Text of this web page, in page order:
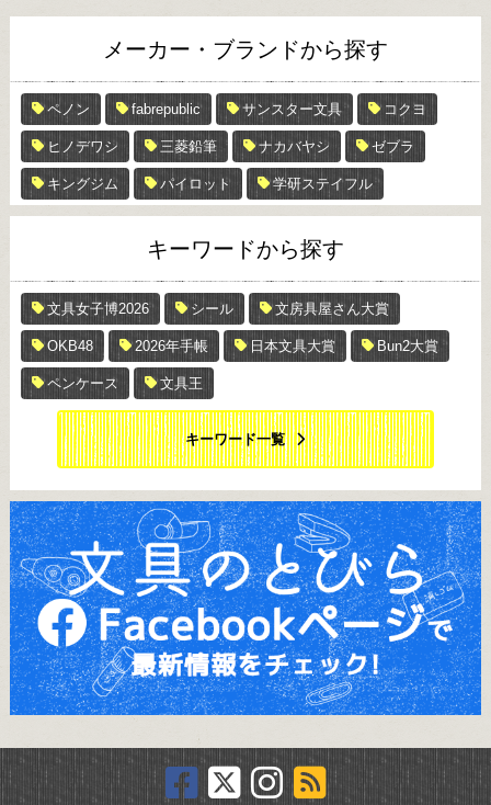
メーカー・ブランドから探す
ペノン fabrepublic サンスター文具 コクヨ
ヒノデワシ 三菱鉛筆 ナカバヤシ ゼブラ
キングジム パイロット 学研ステイフル
キーワードから探す
文具女子博2026 シール 文房具屋さん大賞
OKB48 2026年手帳 日本文具大賞 Bun2大賞
ペンケース 文具王
キーワード一覧